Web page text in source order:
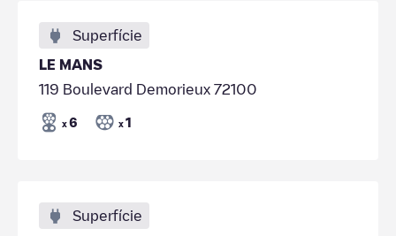
Superfície
LE MANS
119 Boulevard Demorieux 72100
x 6 x 1
Superfície